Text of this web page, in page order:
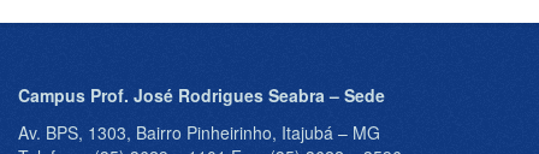
Campus Prof. José Rodrigues Seabra – Sede
Av. BPS, 1303, Bairro Pinheirinho, Itajubá – MG